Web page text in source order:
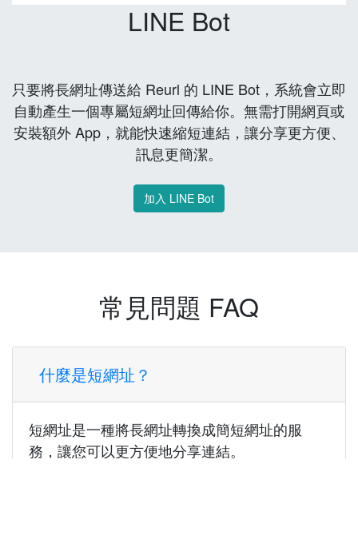
LINE Bot
只要將長網址傳送給 Reurl 的 LINE Bot，系統會立即
自動產生一個專屬短網址回傳給你。無需打開網頁或
安裝額外 App，就能快速縮短連結，讓分享更方便、
訊息更簡潔。
加入 LINE Bot
常見問題 FAQ
什麼是短網址？
短網址是一種將長網址轉換成簡短網址的服
務，讓您可以更方便地分享連結。